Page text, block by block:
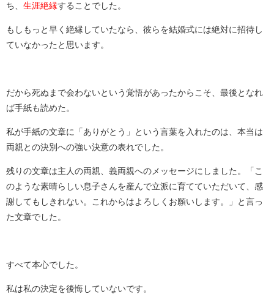
ち、 生涯絶縁することでした。
もしもっと早く絶縁していたなら、彼らを結婚式には絶対に招待し
ていなかったと思います。
だから死ぬまで会わないという覚悟があったからこそ、最後となれ
ば手紙も読めた。
私が手紙の文章に「ありがとう」という言葉を入れたのは、本当は
両親との決別への強い決意の表れでした。
残りの文章は主人の両親、義両親へのメッセージにしました。「こ
のような素晴らしい息子さんを産んで立派に育てていただいて、感
謝してもしきれない。これからはよろしくお願いします。」と言っ
た文章でした。
すべて本心でした。
私は私の決定を後悔していないです。